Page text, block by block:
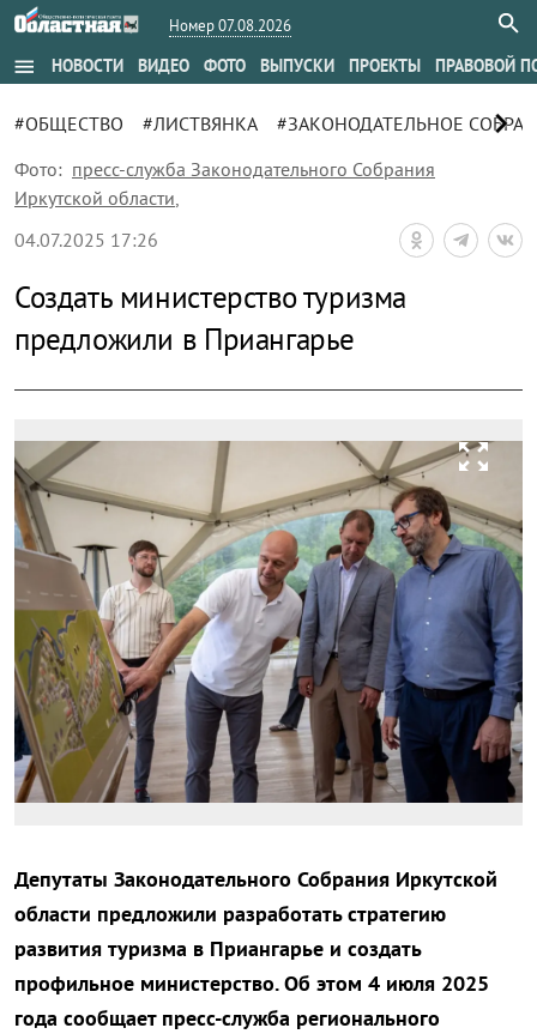
Номер 07.08.2026
menu НОВОСТИ ВИДЕО ФОТО ВЫПУСКИ ПРОЕКТЫ ПРАВОВОЙ
#ОБЩЕСТВО #ЛИСТВЯНКА #ЗАКОНОДАТЕЛЬНОЕ chevron_right
Фото: пресс-служба Законодательного Собрания
Иркутской области,
04.07.2025 17:26
Создать министерство туризма
предложили в Приангарье
zoom_out_map
Депутаты Законодательного Собрания Иркутской
области предложили разработать стратегию
развития туризма в Приангарье и создать
профильное министерство. Об этом 4 июля 2025
года сообщает пресс-служба регионального